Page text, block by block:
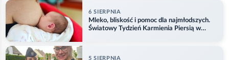
6 SIERPNIA
Mleko, bliskość i pomoc dla najmłodszych.
Światowy Tydzień Karmienia Piersią w
5 SIERPNIA